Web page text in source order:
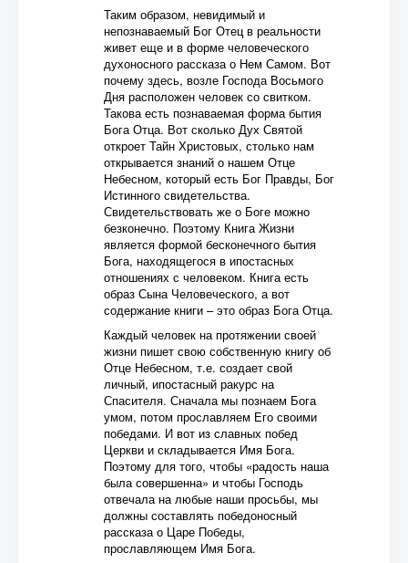
Таким образом, невидимый и
непознаваемый Бог Отец в реальности
живет еще и в форме человеческого
духоносного рассказа о Нем Самом. Вот
почему здесь, возле Господа Восьмого
Дня расположен человек со свитком.
Такова есть познаваемая форма бытия
Бога Отца. Вот сколько Дух Святой
откроет Тайн Христовых, столько нам
открывается знаний о нашем Отце
Небесном, который есть Бог Правды, Бог
Истинного свидетельства.
Свидетельствовать же о Боге можно
безконечно. Поэтому Книга Жизни
является формой бесконечного бытия
Бога, находящегося в ипостасных
отношениях с человеком. Книга есть
образ Сына Человеческого, а вот
содержание книги – это образ Бога Отца.
Каждый человек на протяжении своей
жизни пишет свою собственную книгу об
Отце Небесном, т.е. создает свой
личный, ипостасный ракурс на
Спасителя. Сначала мы познаем Бога
умом, потом прославляем Его своими
победами. И вот из славных побед
Церкви и складывается Имя Бога.
Поэтому для того, чтобы «радость наша
была совершенна» и чтобы Господь
отвечала на любые наши просьбы, мы
должны составлять победоносный
рассказа о Царе Победы,
прославляющем Имя Бога.